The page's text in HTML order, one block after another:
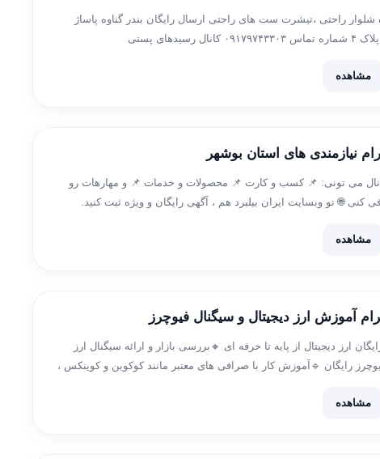
راحتی ،تیشرت ست های راحتی ارسال رایگان بندر گناوه پاساژ
ارغوان یک پلاک ۴ شماره تماس ۰۹۱۷۹۷۴۳۳۰۳ کانال رسیدهای پستی
مشاهده
نیازمندی های استان بوشهر
می تونی: 📌 کسب و کارت 📌 محصولات و خدمات 📌 و مهارهات رو
کنی 🌐 تو وبسایت ایران بیلبرد هم ، آگهی رایگان و ویژه ثبت کنید.
https://www.ir-
مشاهده
آموزش ارز دیجیتال و سیگنال فیوچرز
ارز دیجیتال از پایه تا حرفه ای 🔸بررسی بازار و ارائه سیگنال ارز
رایگان 🔹آموزش کار با صرافی های معتبر مانند کوکوین و کوینکس ،
انتقال تتر […]
مشاهده